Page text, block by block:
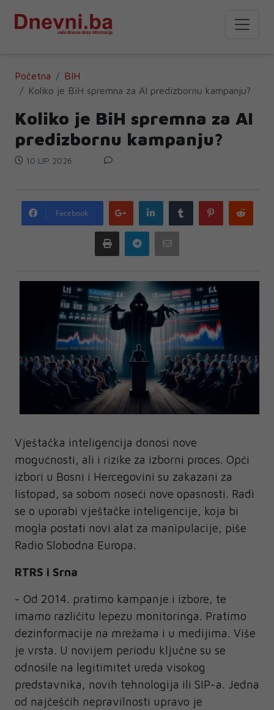
Početna
BIH
Koliko je BiH spremna za AI predizbornu kampanju?
Koliko je BiH spremna za AI
predizbornu kampanju?
10 LIP 2026
Facebook
Google
plus
LinkedIn Tumblr Pinterest
Print Telegram
Vještačka inteligencija donosi nove
mogućnosti, ali i rizike za izborni proces. Opći
izbori u Bosni i Hercegovini su zakazani za
listopad, sa sobom noseći nove opasnosti. Radi
se o uporabi vještačke inteligencije, koja bi
mogla postati novi alat za manipulacije, piše
Radio Slobodna Europa.
RTRS i Srna
- Od 2014. pratimo kampanje i izbore, te
imamo različitu lepezu monitoringa. Pratimo
dezinformacije na mrežama i u medijima. Više
je vrsta. U novijem periodu ključne su se
odnosile na legitimitet ureda visokog
predstavnika, novih tehnologija ili SIP-a. Jedna
od najčešćih nepravilnosti upravo je